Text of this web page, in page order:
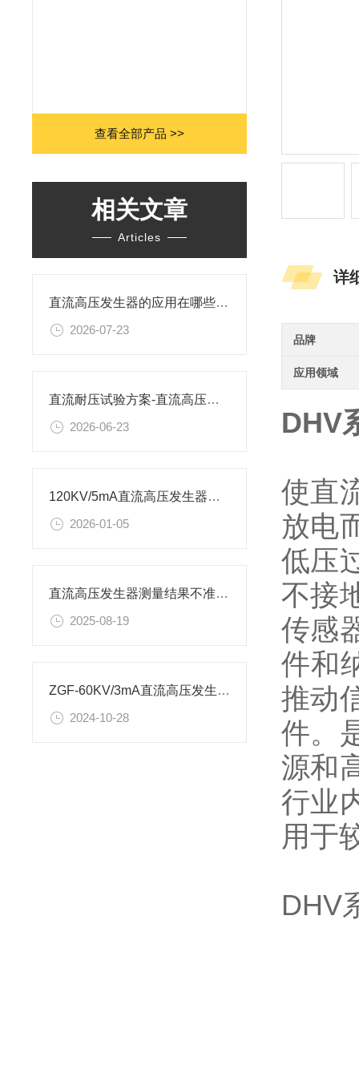
查看全部产品 >>
相关文章
Articles
直流高压发生器的应用在哪些行业
2026-07-23
直流耐压试验方案-直流高压发生器
2026-06-23
120KV/5mA直流高压发生器使用时需要注意哪些安全事项
2026-01-05
直流高压发生器测量结果不准确的原因有哪些？
2025-08-19
ZGF-60KV/3mA直流高压发生器耐压试验步骤及试验原理
2024-10-28
详
品牌
应用领域
DHV
使直
放电
低压
不接
传感
件和
推动
件。
源和
行业
用于
DHV